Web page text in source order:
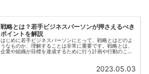
戦略とは？若手ビジネスパーソンが押さえるべき
ポイントを解説
はじめに若手ビジネスパーソンにとって、戦略とはどのよ
うなものか、理解することは非常に重要です。戦略とは、
企業や組織が目標を達成するために行う計画や行動のこと
2023.05.03